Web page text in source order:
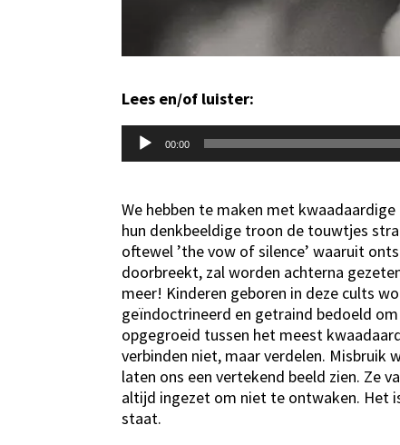
Lees en/of luister:
Audiospeler
00:00
We hebben te maken met
hun denkbeeldige troon de touwtjes
oftewel ’the vow of silence’ waaruit
doorbreekt, zal worden achterna
meer! Kinderen geboren in deze cults
geïndoctrineerd en getraind bedoeld
opgegroeid tussen het meest
verbinden niet, maar verdelen. Misbruik
laten ons een vertekend beeld zien. Ze
altijd ingezet om niet te ontwaken. Het
staat.